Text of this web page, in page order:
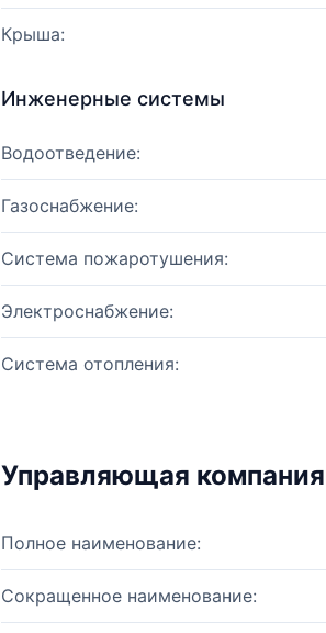
Крыша:
Инженерные системы
Водоотведение:
Газоснабжение:
Система пожаротушения:
Электроснабжение:
Система отопления:
Управляющая компания
Полное наименование:
Сокращенное наименование: